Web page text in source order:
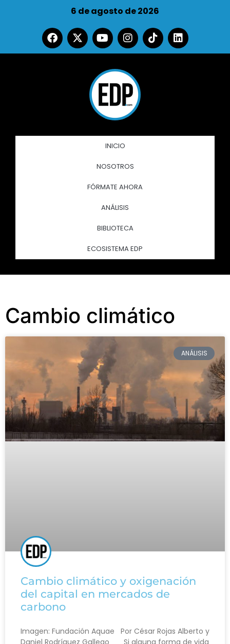
6 de agosto de 2026
INICIO
NOSOTROS
FÓRMATE AHORA
ANÁLISIS
BIBLIOTECA
ECOSISTEMA EDP
Cambio climático
ANÁLISIS
Cambio climático y oxigenación
del capital en mercados de
carbono
Imagen: Fundación Aquae Por César Rojas Alberto y